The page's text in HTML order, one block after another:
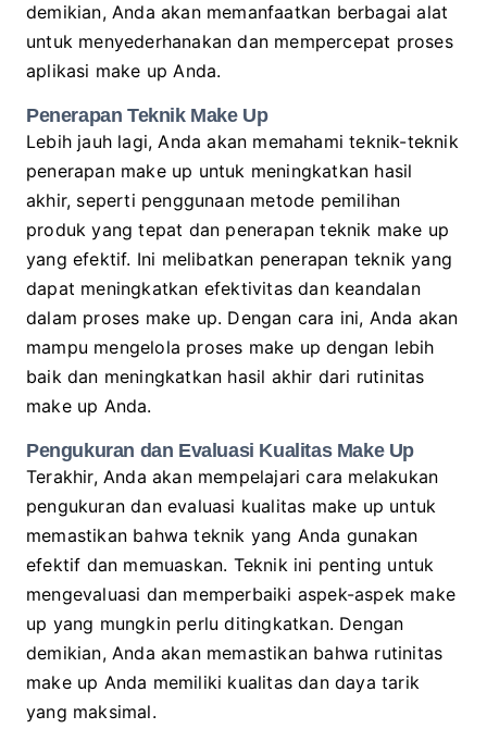
demikian, Anda akan memanfaatkan berbagai alat
untuk menyederhanakan dan mempercepat proses
aplikasi make up Anda.
Penerapan Teknik Make Up
Lebih jauh lagi, Anda akan memahami teknik-teknik
penerapan make up untuk meningkatkan hasil
akhir, seperti penggunaan metode pemilihan
produk yang tepat dan penerapan teknik make up
yang efektif. Ini melibatkan penerapan teknik yang
dapat meningkatkan efektivitas dan keandalan
dalam proses make up. Dengan cara ini, Anda akan
mampu mengelola proses make up dengan lebih
baik dan meningkatkan hasil akhir dari rutinitas
make up Anda.
Pengukuran dan Evaluasi Kualitas Make Up
Terakhir, Anda akan mempelajari cara melakukan
pengukuran dan evaluasi kualitas make up untuk
memastikan bahwa teknik yang Anda gunakan
efektif dan memuaskan. Teknik ini penting untuk
mengevaluasi dan memperbaiki aspek-aspek make
up yang mungkin perlu ditingkatkan. Dengan
demikian, Anda akan memastikan bahwa rutinitas
make up Anda memiliki kualitas dan daya tarik
yang maksimal.